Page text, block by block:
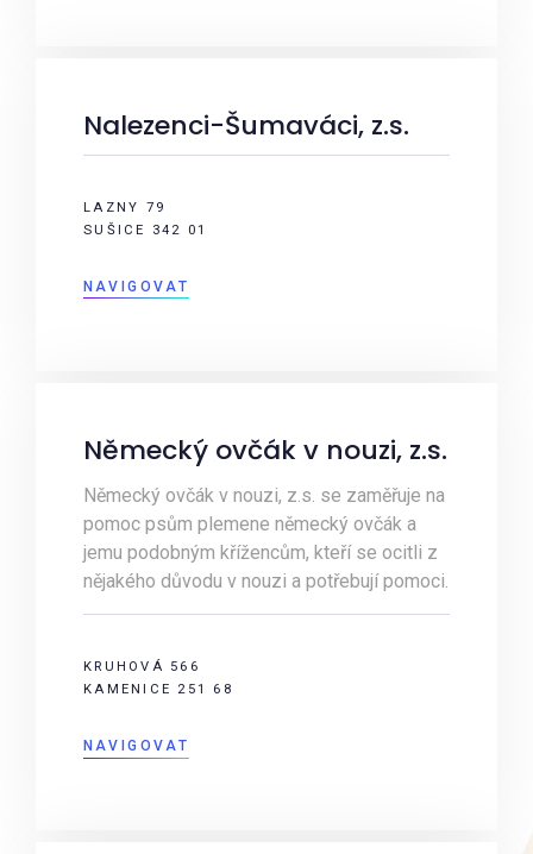
Nalezenci-Šumaváci, z.s.
LAZNY 79
SUŠICE 342 01
NAVIGOVAT
Německý ovčák v nouzi, z.s.
Německý ovčák v nouzi, z.s. se zaměřuje na
pomoc psům plemene německý ovčák a
jemu podobným křížencům, kteří se ocitli z
nějakého důvodu v nouzi a potřebují pomoci.
KRUHOVÁ 566
KAMENICE 251 68
NAVIGOVAT